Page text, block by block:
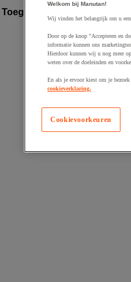
Toegevoegd aan winkelwagen
Welkom bij Manutan!
Wij vinden het belangrijk om u een
Door op de knop "Accepteren en
informatie kunnen ons
Hierdoor kunnen wij u nog meer
weten over de doeleinden en
En als je ervoor kiest om je
cookieverklaring.
Cookievoorkeuren